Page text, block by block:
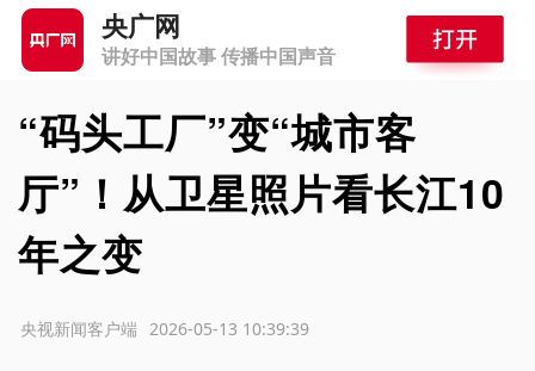
央广网
讲好中国故事 传播中国声音
“码头工厂”变“城市客
厅”！从卫星照片看长江10
年之变
2026-05-13 10:39:39
央视新闻客户端